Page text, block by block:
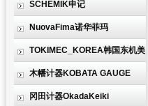
SCHEMIK申记
NuovaFima诺华菲玛
TOKIMEC_KOREA韩国东机美
木幡计器KOBATA GAUGE
冈田计器OkadaKeiki